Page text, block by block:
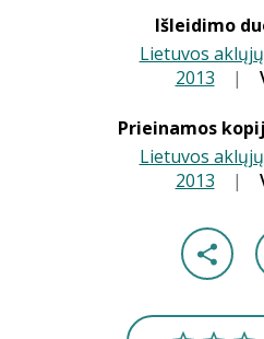
Išleidimo
Lietuvos
2013 |
Prieinamos
Lietuvos
2013 |